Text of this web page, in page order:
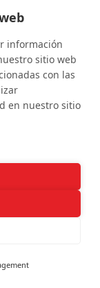
información
sitio web
con las
en nuestro sitio